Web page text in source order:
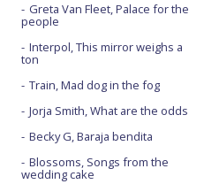
Greta Van Fleet, Palace for the
people
Interpol, This mirror weighs a
ton
Train, Mad dog in the fog
Jorja Smith, What are the odds
Becky G, Baraja bendita
Blossoms, Songs from the
wedding cake